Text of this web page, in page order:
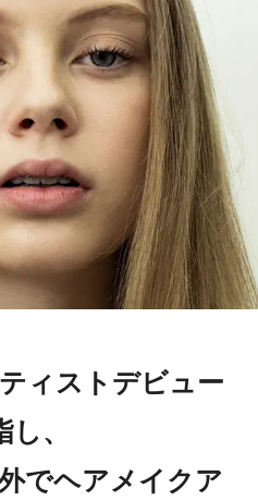
ィストデビュー
し、
でヘアメイクア